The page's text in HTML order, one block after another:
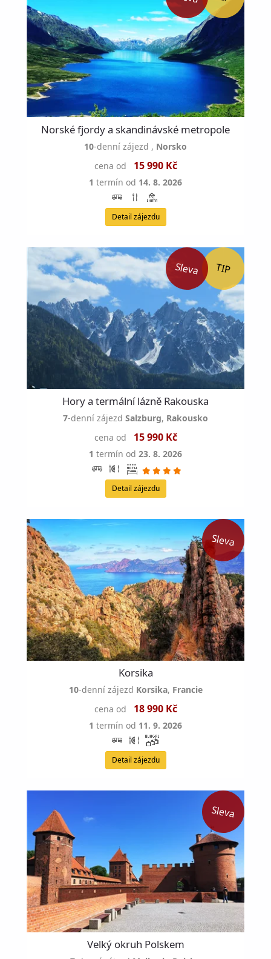
Norské fjordy a skandinávské metropole
10-denní zájezd , Norsko
cena od
15 990 Kč
1 termín od 14. 8. 2026
Detail zájezdu
Hory a termální lázně Rakouska
7-denní zájezd Salzburg, Rakousko
cena od
15 990 Kč
1 termín od 23. 8. 2026
Detail zájezdu
Korsika
10-denní zájezd Korsika, Francie
cena od
18 990 Kč
1 termín od 11. 9. 2026
Detail zájezdu
Velký okruh Polskem